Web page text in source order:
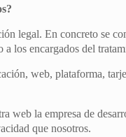
legal. En concreto se
los encargados del
web, plataforma,
web la empresa de
que nosotros.